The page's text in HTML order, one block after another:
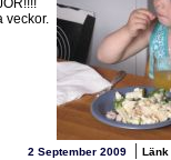
veckor.
2 September 2009 | Länk